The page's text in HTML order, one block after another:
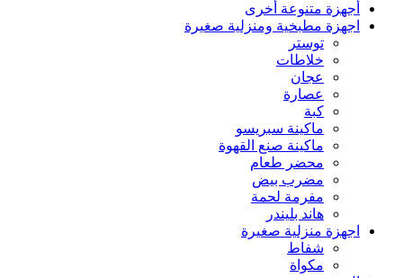
أجهزة متنوعة أخرى
اجهزة مطبخية ومنزلية صغيرة
توستر
خلاطات
عجان
عصارة
كبة
ماكينة سبريسو
ماكينة صنع القهوة
محضر طعام
مضرب بيض
مفرمة لحمة
هاند بليندر
اجهزة منزلية صغيرة
شفاط
مكواة